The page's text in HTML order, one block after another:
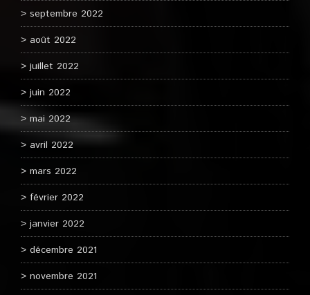
septembre 2022
août 2022
juillet 2022
juin 2022
mai 2022
avril 2022
mars 2022
février 2022
janvier 2022
décembre 2021
novembre 2021